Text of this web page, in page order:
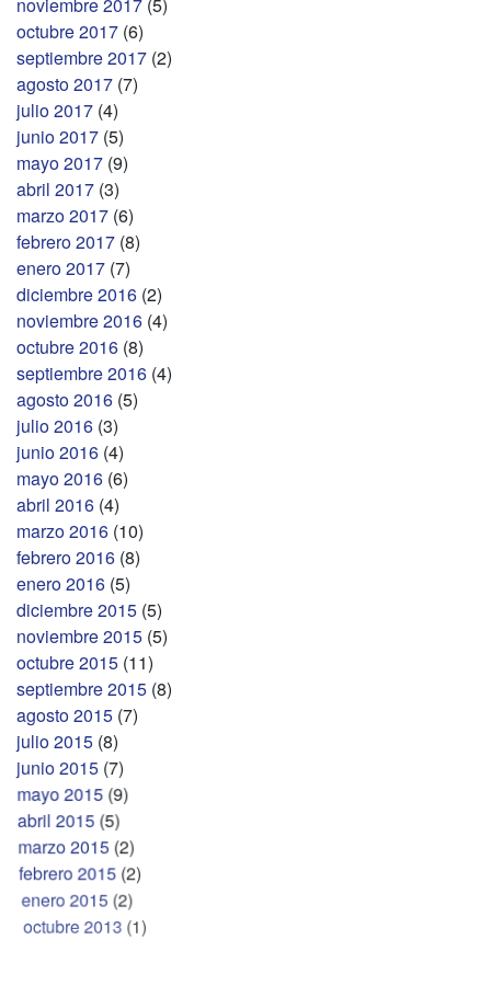
octubre 2017 (6)
septiembre 2017 (2)
agosto 2017 (7)
julio 2017 (4)
junio 2017 (5)
mayo 2017 (9)
abril 2017 (3)
marzo 2017 (6)
febrero 2017 (8)
enero 2017 (7)
diciembre 2016 (2)
noviembre 2016 (4)
octubre 2016 (8)
septiembre 2016 (4)
agosto 2016 (5)
julio 2016 (3)
junio 2016 (4)
mayo 2016 (6)
abril 2016 (4)
marzo 2016 (10)
febrero 2016 (8)
enero 2016 (5)
diciembre 2015 (5)
noviembre 2015 (5)
octubre 2015 (11)
septiembre 2015 (8)
agosto 2015 (7)
julio 2015 (8)
junio 2015 (7)
mayo 2015 (9)
abril 2015 (5)
marzo 2015(2)
febrero 2015(2)
enero 2015(2)
octubre 2013(1)